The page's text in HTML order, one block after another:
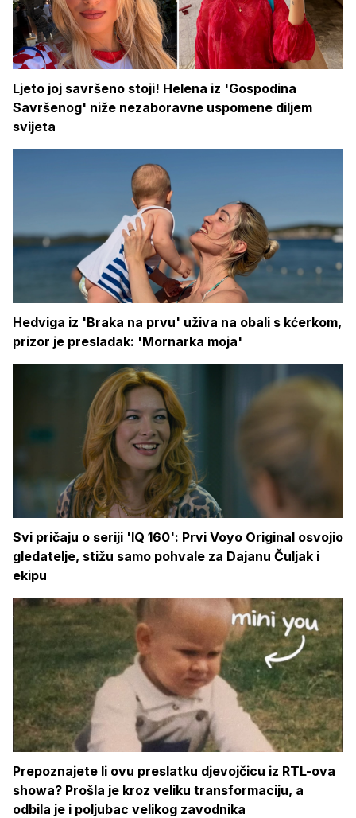
Ljeto joj savršeno stoji! Helena iz 'Gospodina
Savršenog' niže nezaboravne uspomene diljem
svijeta
Hedviga iz 'Braka na prvu' uživa na obali s kćerkom,
prizor je presladak: 'Mornarka moja'
Svi pričaju o seriji 'IQ 160': Prvi Voyo Original osvojio
gledatelje, stižu samo pohvale za Dajanu Čuljak i
ekipu
Prepoznajete li ovu preslatku djevojčicu iz RTL-ova
showa? Prošla je kroz veliku transformaciju, a
odbila je i poljubac velikog zavodnika